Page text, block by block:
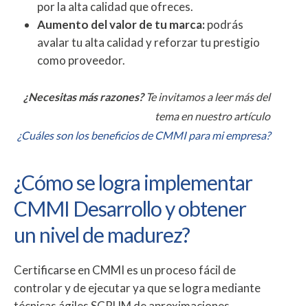
por la alta calidad que ofreces.
Aumento del valor de tu marca:podrás
avalar tu alta calidad y reforzar tu prestigio
como proveedor.
¿Necesitas más razones?Te invitamos a leer más del
tema en nuestro artículo
¿Cuáles son los beneficios de CMMI para mi empresa?
¿Cómo se logra implementar
CMMI Desarrollo y obtener
un nivel de madurez?
Certificarse en CMMI es un proceso fácil de
controlar y de ejecutar ya que se logra mediante